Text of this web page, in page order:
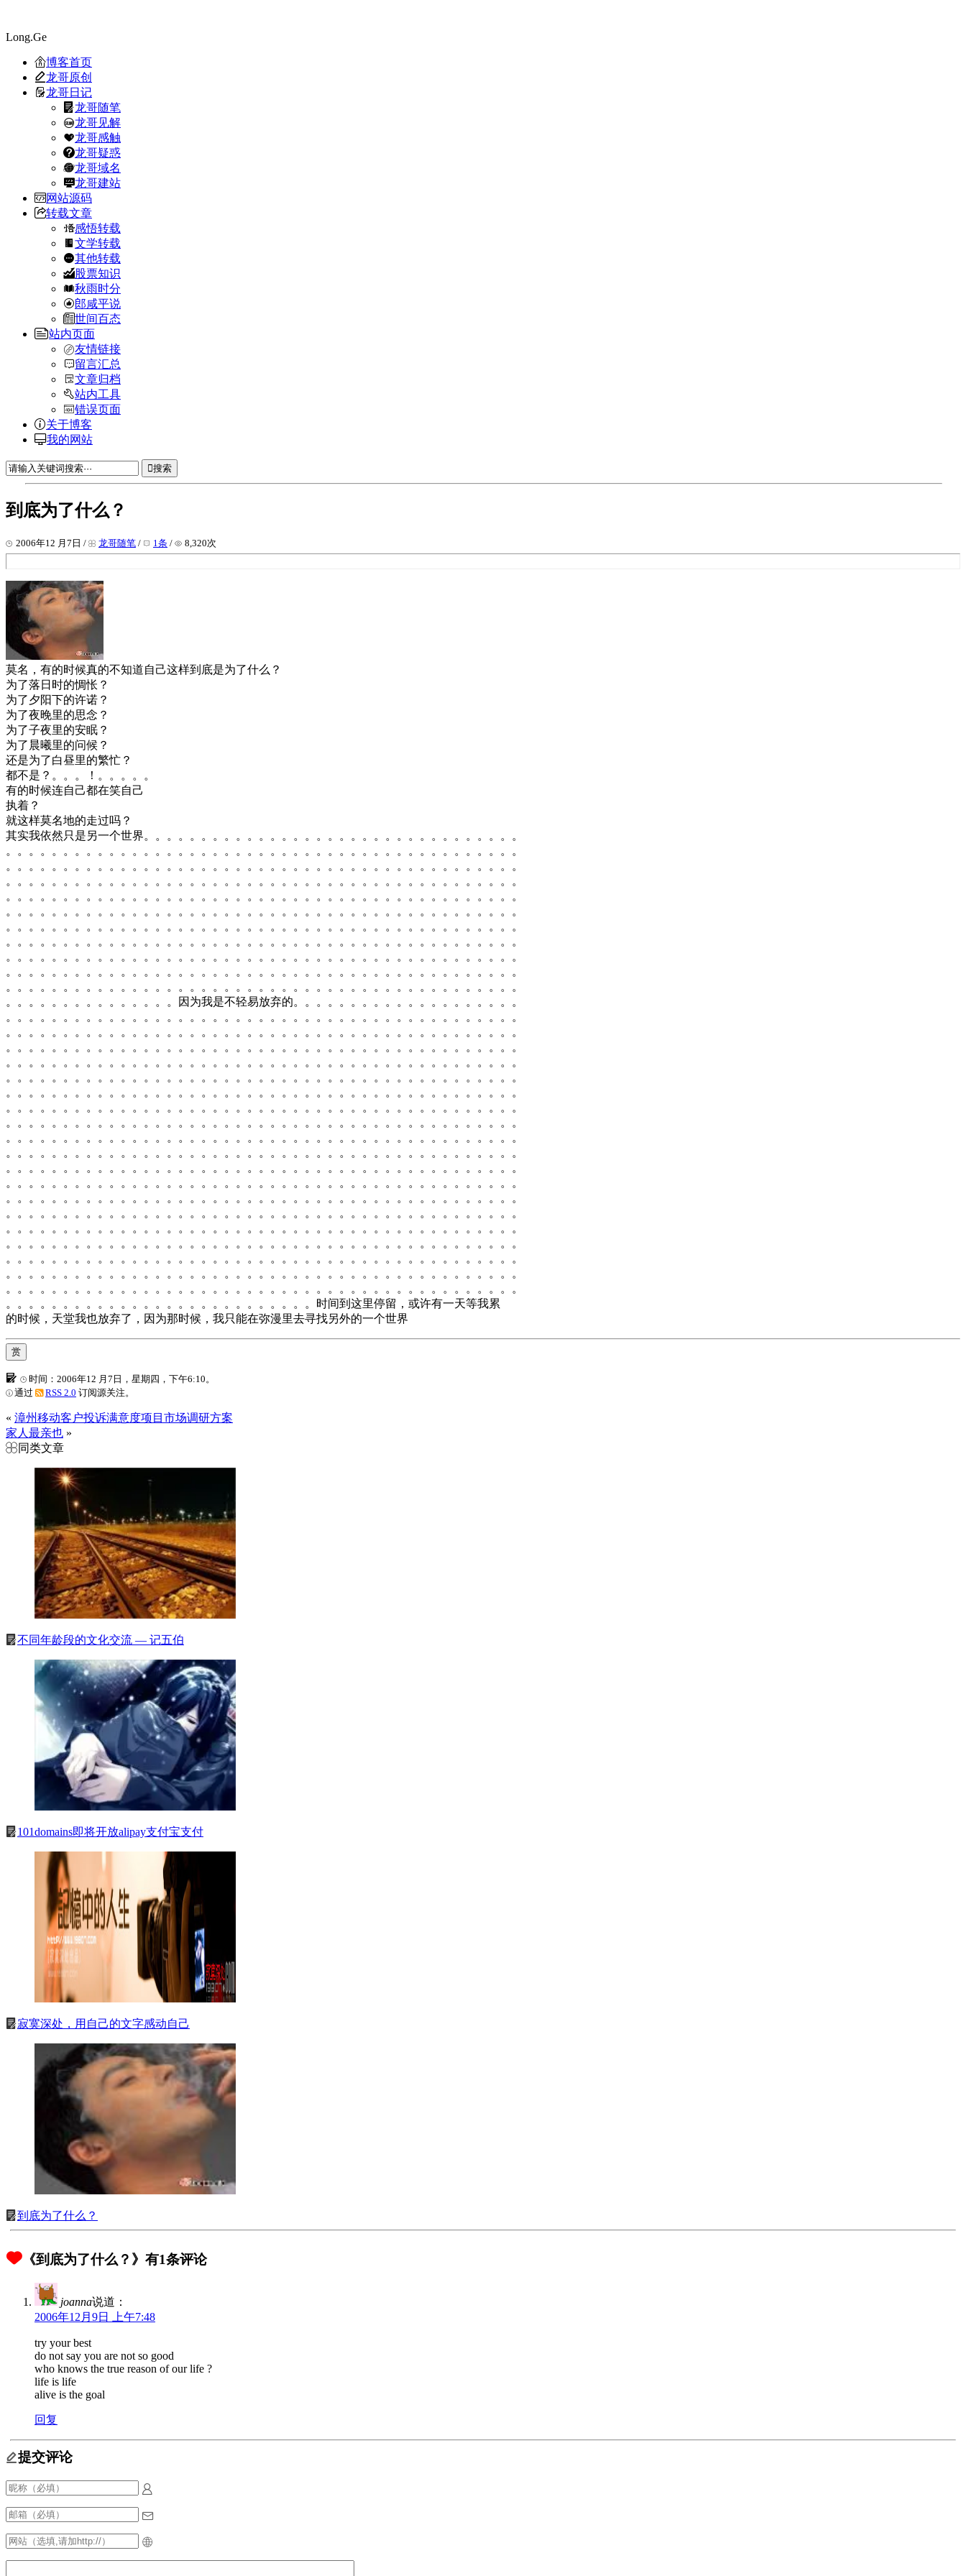
Long.Ge
博客首页
龙哥原创
龙哥日记
龙哥随笔
龙哥见解
龙哥感触
龙哥疑惑
龙哥域名
龙哥建站
网站源码
转载文章
感悟转载
文学转载
其他转载
股票知识
秋雨时分
郎咸平说
世间百态
站内页面
友情链接
留言汇总
文章归档
站内工具
错误页面
关于博客
我的网站
搜索
到底为了什么？
2006年12 月7日 / 龙哥随笔 / 1条 / 8,320次
莫名，有的时候真的不知道自己这样到底是为了什么？
为了落日时的惆怅？
为了夕阳下的许诺？
为了夜晚里的思念？
为了子夜里的安眠？
为了晨曦里的问候？
还是为了白昼里的繁忙？
都不是？。。。！。。。。。
有的时候连自己都在笑自己
执着？
就这样莫名地的走过吗？
其实我依然只是另一个世界。。。。。。。。。。。。。。。。。。。。。。。。。。。。。。。。。
。。。。。。。。。。。。。。。。。。。。。。。。。。。。。。。。。。。。。。。。。。。。。
。。。。。。。。。。。。。。。。。。。。。。。。。。。。。。。。。。。。。。。。。。。。。
。。。。。。。。。。。。。。。。。。。。。。。。。。。。。。。。。。。。。。。。。。。。。
。。。。。。。。。。。。。。。。。。。。。。。。。。。。。。。。。。。。。。。。。。。。。
。。。。。。。。。。。。。。。。。。。。。。。。。。。。。。。。。。。。。。。。。。。。。
。。。。。。。。。。。。。。。。。。。。。。。。。。。。。。。。。。。。。。。。。。。。。
。。。。。。。。。。。。。。。。。。。。。。。。。。。。。。。。。。。。。。。。。。。。。
。。。。。。。。。。。。。。。。。。。。。。。。。。。。。。。。。。。。。。。。。。。。。
。。。。。。。。。。。。。。。。。。。。。。。。。。。。。。。。。。。。。。。。。。。。。
。。。。。。。。。。。。。。。。。。。。。。。。。。。。。。。。。。。。。。。。。。。。。
。。。。。。。。。。。。。。。因为我是不轻易放弃的。。。。。。。。。。。。。。。。。。。。
。。。。。。。。。。。。。。。。。。。。。。。。。。。。。。。。。。。。。。。。。。。。。
。。。。。。。。。。。。。。。。。。。。。。。。。。。。。。。。。。。。。。。。。。。。。
。。。。。。。。。。。。。。。。。。。。。。。。。。。。。。。。。。。。。。。。。。。。。
。。。。。。。。。。。。。。。。。。。。。。。。。。。。。。。。。。。。。。。。。。。。。
。。。。。。。。。。。。。。。。。。。。。。。。。。。。。。。。。。。。。。。。。。。。。
。。。。。。。。。。。。。。。。。。。。。。。。。。。。。。。。。。。。。。。。。。。。。
。。。。。。。。。。。。。。。。。。。。。。。。。。。。。。。。。。。。。。。。。。。。。
。。。。。。。。。。。。。。。。。。。。。。。。。。。。。。。。。。。。。。。。。。。。。
。。。。。。。。。。。。。。。。。。。。。。。。。。。。。。。。。。。。。。。。。。。。。
。。。。。。。。。。。。。。。。。。。。。。。。。。。。。。。。。。。。。。。。。。。。。
。。。。。。。。。。。。。。。。。。。。。。。。。。。。。。。。。。。。。。。。。。。。。
。。。。。。。。。。。。。。。。。。。。。。。。。。。。。。。。。。。。。。。。。。。。。
。。。。。。。。。。。。。。。。。。。。。。。。。。。。。。。。。。。。。。。。。。。。。
。。。。。。。。。。。。。。。。。。。。。。。。。。。。。。。。。。。。。。。。。。。。。
。。。。。。。。。。。。。。。。。。。。。。。。。。。。。。。。。。。。。。。。。。。。。
。。。。。。。。。。。。。。。。。。。。。。。。。。。。。。。。。。。。。。。。。。。。。
。。。。。。。。。。。。。。。。。。。。。。。。。。。。。。。。。。。。。。。。。。。。。
。。。。。。。。。。。。。。。。。。。。。。。。。。。。。。。。。。。。。。。。。。。。。
。。。。。。。。。。。。。。。。。。。。。。。。。。。。。。。。。。。。。。。。。。。。。
。。。。。。。。。。。。。。。。。。。。。。。。。。。时间到这里停留，或许有一天等我累
的时候，天堂我也放弃了，因为那时候，我只能在弥漫里去寻找另外的一个世界
赏
时间：2006年12 月7日，星期四，下午6:10。
通过
RSS 2.0 订阅源关注。
« 漳州移动客户投诉满意度项目市场调研方案
家人最亲也 »
《到底为了什么？》有1条评论
joanna说道：
2006年12月9日 上午7:48
try your best
do not say you are not so good
who knows the true reason of our life ?
life is life
alive is the goal
回复
提交评论
同类文章
不同年龄段的文化交流 — 记五伯
101domains即将开放alipay支付宝支付
寂寞深处，用自己的文字感动自己
到底为了什么？